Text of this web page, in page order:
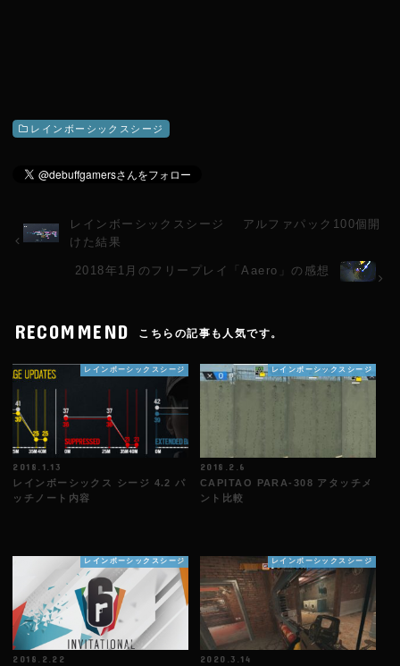
レインボーシックスシージ
レインボーシックスシージ アルファパック100個開
けた結果
2018年1月のフリープレイ「Aaero」の感想
RECOMMEND こちらの記事も人気です。
レインボーシックスシージ
2018.1.13
レインボーシックス シージ 4.2 パ
ッチノート内容
レインボーシックスシージ
2018.2.6
CAPITAO PARA-308 アタッチメ
ント比較
レインボーシックスシージ
2018.2.22
レインボーシックスシージ
2020.3.14